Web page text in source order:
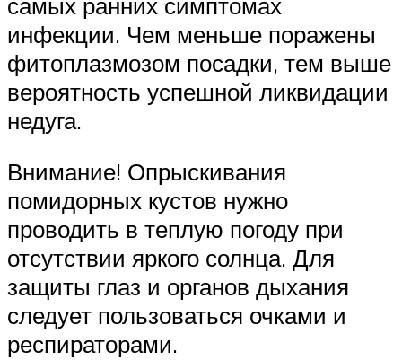
инфекции. Чем меньше поражены
фитоплазмозом посадки, тем выше
вероятность успешной ликвидации
недуга.
Внимание! Опрыскивания
помидорных кустов нужно
проводить в теплую погоду при
отсутствии яркого солнца. Для
защиты глаз и органов дыхания
следует пользоваться очками и
респираторами.